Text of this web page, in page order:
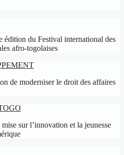
du Festival international des
afro-togolaises
de moderniser le droit des affaires
sur l’innovation et la jeunesse